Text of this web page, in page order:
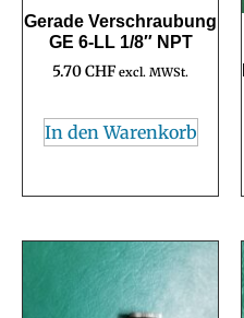
Gerade Verschraubung
GE 6-LL 1/8″ NPT
5.70CHF excl. MWSt.
In den Warenkorb